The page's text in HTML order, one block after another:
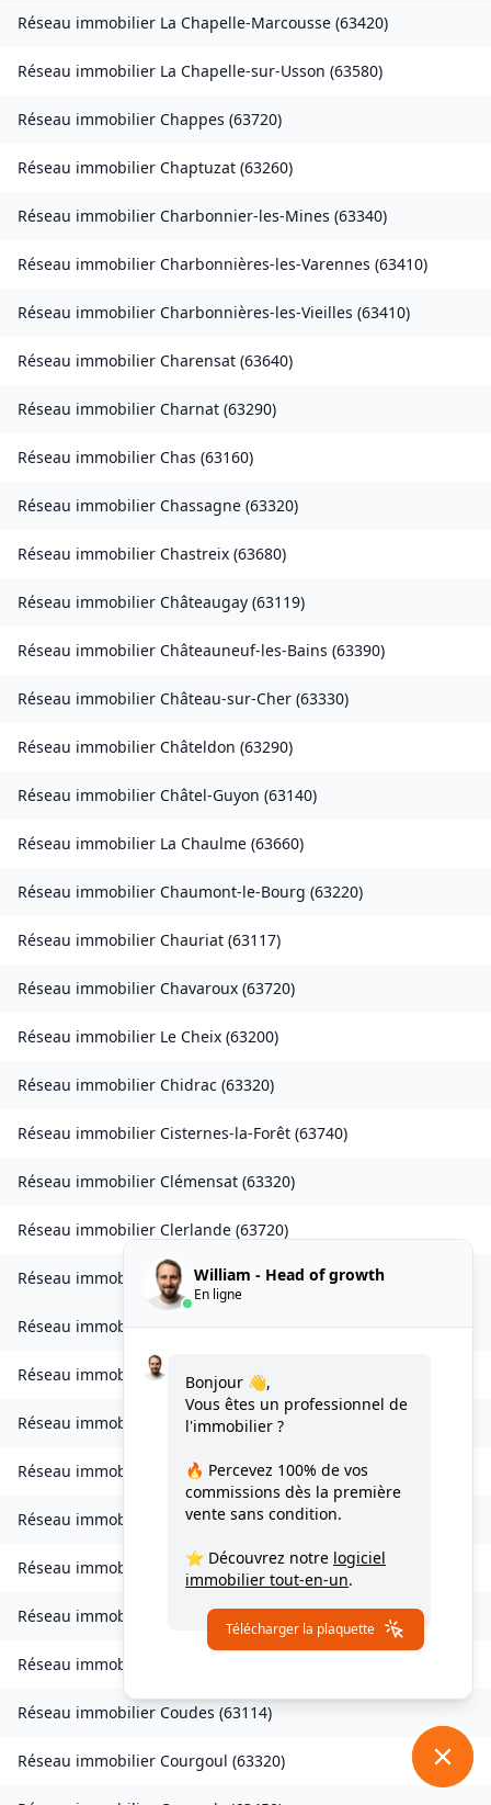
Réseau immobilier La Chapelle-Marcousse (63420)
Réseau immobilier La Chapelle-sur-Usson (63580)
Réseau immobilier Chappes (63720)
Réseau immobilier Chaptuzat (63260)
Réseau immobilier Charbonnier-les-Mines (63340)
Réseau immobilier Charbonnières-les-Varennes (63410)
Réseau immobilier Charbonnières-les-Vieilles (63410)
Réseau immobilier Charensat (63640)
Réseau immobilier Charnat (63290)
Réseau immobilier Chas (63160)
Réseau immobilier Chassagne (63320)
Réseau immobilier Chastreix (63680)
Réseau immobilier Châteaugay (63119)
Réseau immobilier Châteauneuf-les-Bains (63390)
Réseau immobilier Château-sur-Cher (63330)
Réseau immobilier Châteldon (63290)
Réseau immobilier Châtel-Guyon (63140)
Réseau immobilier La Chaulme (63660)
Réseau immobilier Chaumont-le-Bourg (63220)
Réseau immobilier Chauriat (63117)
Réseau immobilier Chavaroux (63720)
Réseau immobilier Le Cheix (63200)
Réseau immobilier Chidrac (63320)
Réseau immobilier Cisternes-la-Forêt (63740)
Réseau immobilier Clémensat (63320)
Réseau immobilier Clerlande (63720)
Réseau immobilierClermont-Ferrand(63100)
Réseau immobilierClermont-Ferrand(63000)
Réseau immobilierCollanges(63340
Réseau immobilier Combrailles(63380
Réseau immobilier Combronde(63460)
Réseau immobilier Compains(63610)
Réseau immobilier Condat-en-Combraille( 63380)
Réseau immobilier Condat-lès-Montboissier 63490 )
Réseau immobilier
Réseau immobilier Coudes (63114)
Réseau immobilier Courgoul (63320)
William - Head of growth
En ligne
Bonjour 👋,
Vous êtes un professionnel de
l'immobilier ?
🔥 Percevez 100% de vos
commissions dès la première
vente sans condition.
⭐ Découvrez notre logiciel
immobilier tout-en-un.
Télécharger la plaquette